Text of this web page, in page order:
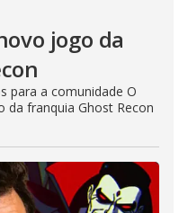
jogo da
para a comunidade O
franquia Ghost Recon